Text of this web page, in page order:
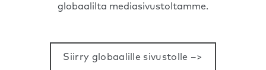
globaalilta mediasivustoltamme.
Siirry globaalille sivustolle –>